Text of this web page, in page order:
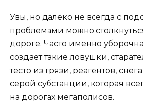
Увы, но далеко не всегда с
проблемами можно
дороге. Часто именно
создает такие ловушки,
тесто из грязи, реагентов,
серой субстанции, которая
на дорогах мегаполисов.